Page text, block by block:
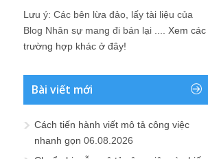
Lưu ý: Các bên lừa đảo, lấy tài liệu của
Blog Nhân sự mang đi bán lại .... Xem các
trường hợp khác ở đây!
Bài viết mới
Cách tiến hành viết mô tả công việc
nhanh gọn 06.08.2026